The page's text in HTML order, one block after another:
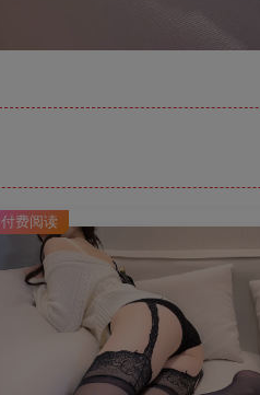
付费阅读